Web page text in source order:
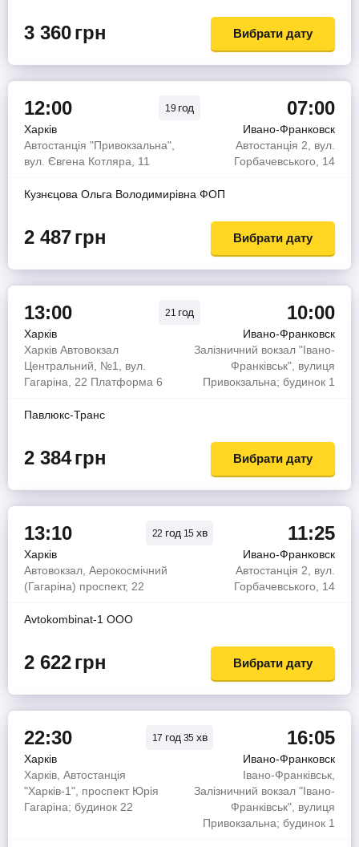
3 360грн Вибрати дату
12:00 19 год 07:00
Харків
Ивано-Франковск
Автостанція "Привокзальна",
вул. Євгена Котляра, 11
Автостанція 2, вул.
Горбачевського, 14
Кузнєцова Ольга Володимирiвна ФОП
2 487грн Вибрати дату
13:00 21 год 10:00
Харків
Ивано-Франковск
Харків Автовокзал
Центральний, №1, вул.
Гагаріна, 22 Платформа 6
Залізничний вокзал "Івано-
Франківськ", вулиця
Привокзальна; будинок 1
Павлюкс-Транс
2 384грн Вибрати дату
13:10 22 год 15 хв 11:25
Харків
Ивано-Франковск
Автовокзал, Аерокосмічний
(Гагаріна) проспект, 22
Автостанція 2, вул.
Горбачевського, 14
Avtokombinat-1 OOO
2 622грн Вибрати дату
22:30 17 год 35 хв 16:05
Харків
Ивано-Франковск
Харків, Автостанція
"Харків-1", проспект Юрія
Гагаріна; будинок 22
Івано-Франківськ,
Залізничний вокзал "Івано-
Франківськ", вулиця
Привокзальна; будинок 1